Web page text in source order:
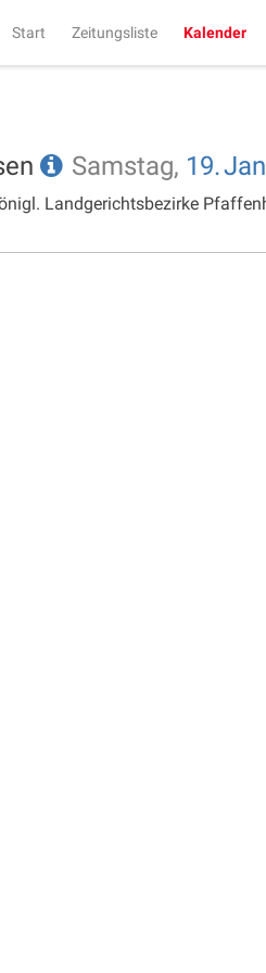
Start Zeitungsliste Kalender
Samstag, 19.
Landgerichtsbezirke